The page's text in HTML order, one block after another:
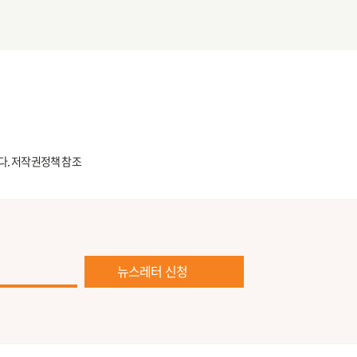
.저작권정책 참조
뉴스레터 신청